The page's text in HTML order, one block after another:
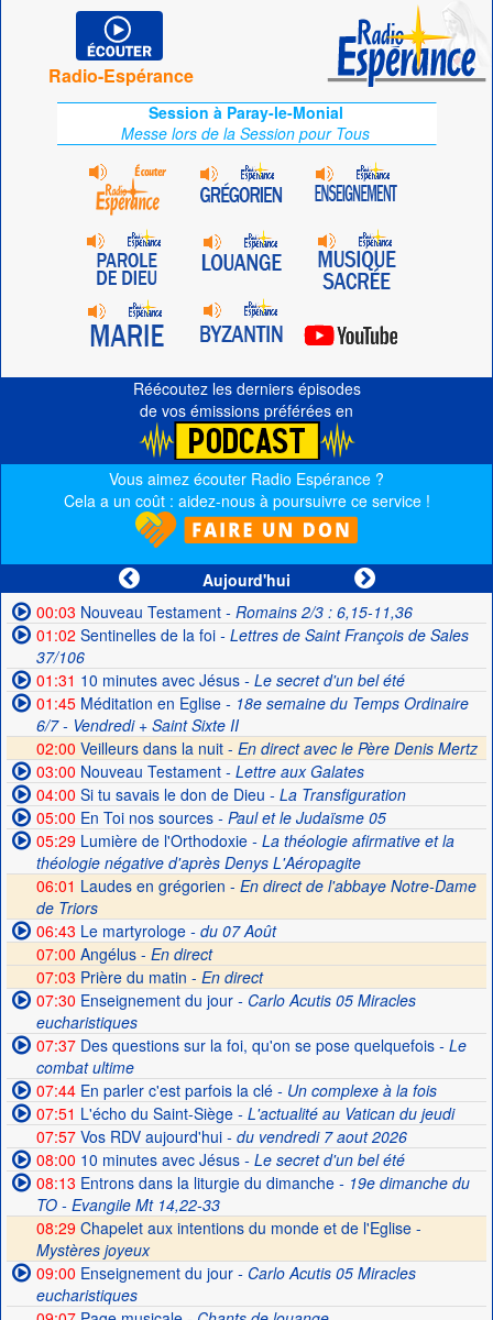
Radio-Espérance
Session à Paray-le-Monial
Messe lors de la Session pour Tous
Réécoutez les derniers épisodes
de vos émissions préférées en
Vous aimez écouter Radio Espérance ?
Cela a un coût : aidez-nous à poursuivre ce service !
Aujourd'hui
00:03 Nouveau Testament- Romains 2/3 : 6,15-11,36
01:02 Sentinelles de la foi- Lettres de Saint François de Sales
37/106
01:31 10 minutes avec Jésus- Le secret d'un bel été
01:45Méditation en Eglise- 18e semaine du Temps Ordinaire
6/7 - Vendredi + Saint Sixte II
02:00 Veilleurs dans la nuit - En direct avec le Père Denis Mertz
03:00 Nouveau Testament- Lettre aux Galates
04:00 Si tu savais le don de Dieu - La Transfiguration
05:00 En Toi nos sources- Paul et le Judaïsme 05
05:29Lumière de l'Orthodoxie- La théologie afirmative et la
théologie négative d'après Denys L'Aéropagite
06:01 Laudes en grégorien - En direct de l'abbaye Notre-Dame
de Triors
06:43 Le martyrologe- du 07 Août
07:00 Angélus - En direct
07:03 Prière du matin - En direct
07:30 Enseignement du jour- Carlo Acutis 05 Miracles
eucharistiques
07:37Des questions sur la foi, qu'on se pose quelquefois- Le
combat ultime
07:44En parler c'est parfois la clé- Un complexe à la fois
07:51 L'écho du Saint-Siège- L'actualité au Vatican du jeudi
07:57Vos RDV aujourd'hui- du vendredi 7 aout 2026
08:00 10 minutes avec Jésus- Le secret d'un bel été
08:13 Entrons dans la liturgie du dimanche- 19e dimanche du
TO - Evangile Mt 14,22-33
08:29 Chapelet aux intentions du monde et de l'Eglise -
Mystères joyeux
09:00 Enseignement du jour- Carlo Acutis 05 Miracles
eucharistiques